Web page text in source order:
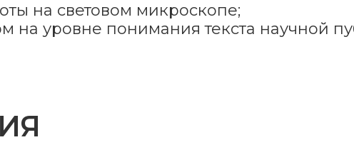
на световом микроскопе;
на уровне понимания текста научной